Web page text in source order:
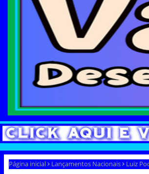
Página inicial Lançamentos Nacionais Luiz